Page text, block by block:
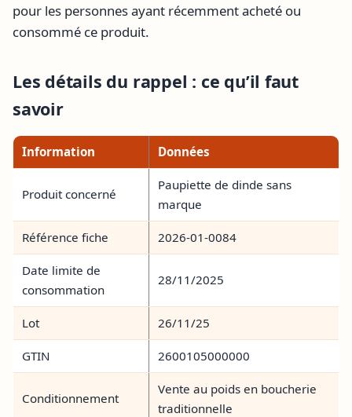
pour les personnes ayant récemment acheté ou
consommé ce produit.
Les détails du rappel : ce qu’il faut
savoir
Information Données
Produit concerné
Paupiette de dinde sans
marque
Référence fiche 2026-01-0084
Date limite de
consommation
28/11/2025
Lot 26/11/25
GTIN 2600105000000
Conditionnement
Vente au poids en boucherie
traditionnelle